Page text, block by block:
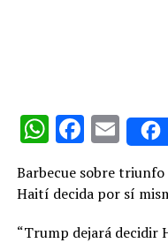
Barbecue sobre
Haití decida por sí
“Trump dejará decidir